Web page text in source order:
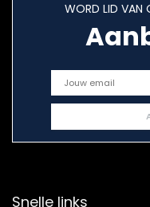
WORD LID VAN
Snelle links